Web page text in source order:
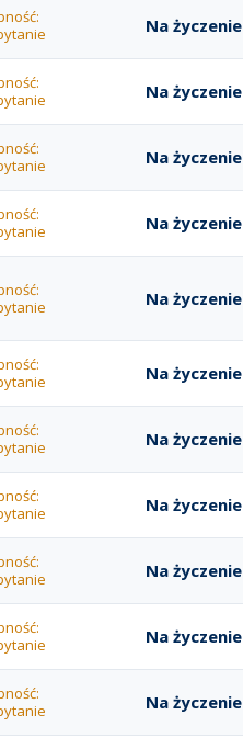
Na życzenie
Na życzenie
Na życzenie
Na życzenie
Na życzenie
Na życzenie
Na życzenie
Na życzenie
Na życzenie
Na życzenie
Na życzenie